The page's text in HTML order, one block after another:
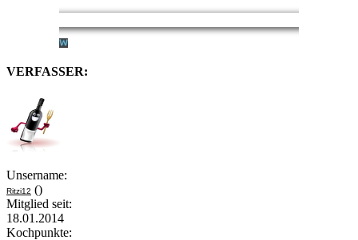
VERFASSER:
Unsername:
Ritzi12 ()
Mitglied seit:
18.01.2014
Kochpunkte: